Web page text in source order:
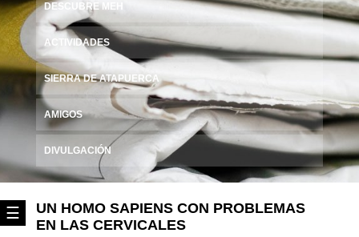
☰
DESCUBRE MEH
ACTIVIDADES
SIERRA DE ATAPUERCA
AMIGOS
DIVULGACIÓN
UN HOMO SAPIENS CON PROBLEMAS
EN LAS CERVICALES